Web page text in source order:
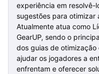
experiência em resolvê-
sugestões para otimizar
Atualmente atua como
GearUP, sendo o
dos guias de
ajudar os jogadores a
enfrentam e oferecer